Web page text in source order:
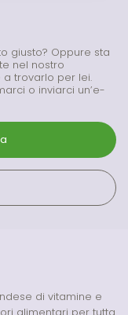
giusto? Oppure sta
nel nostro
a trovarlo per lei.
o inviarci un’e-
di vitamine e
alimentari per tutta